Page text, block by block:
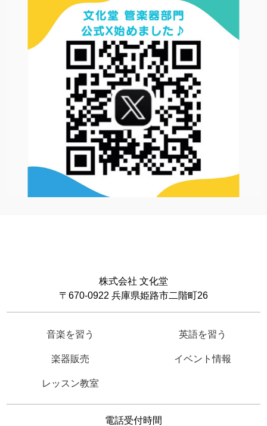
株式会社 文化堂
〒670-0922 兵庫県姫路市二階町26
音楽を習う 英語を習う
楽器販売 イベント情報
レッスン教室
電話受付時間